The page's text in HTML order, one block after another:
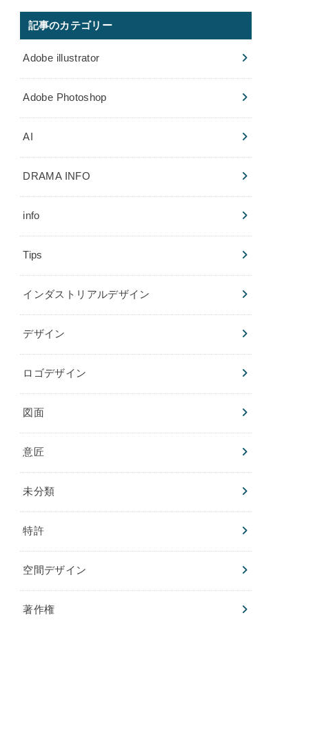
記事のカテゴリー
Adobe illustrator
Adobe Photoshop
AI
DRAMA INFO
info
Tips
インダストリアルデザイン
デザイン
ロゴデザイン
図面
意匠
未分類
特許
空間デザイン
著作権